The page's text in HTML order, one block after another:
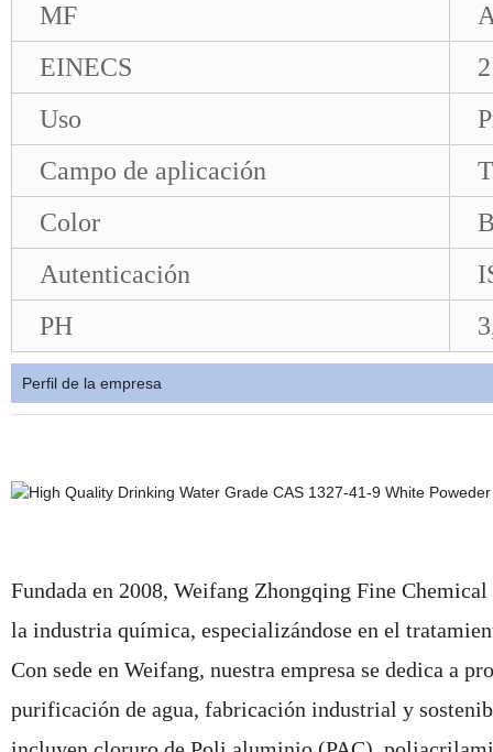
MF
EINECS
Uso
Campo de aplicación
Color
Autenticación
PH
Perfil de la empresa
Fundada en 2008, Weifang Zhongqing Fine
la industria química, especializándose en el
Con sede en Weifang, nuestra empresa se dedica a
purificación de agua, fabricación industrial y